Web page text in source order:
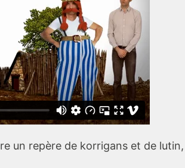
un repère de korrigans et de